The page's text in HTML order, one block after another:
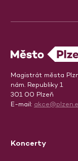
Magistrát města
nám. Republiky 1
301 00 Plzeň
E-mail:
Koncerty